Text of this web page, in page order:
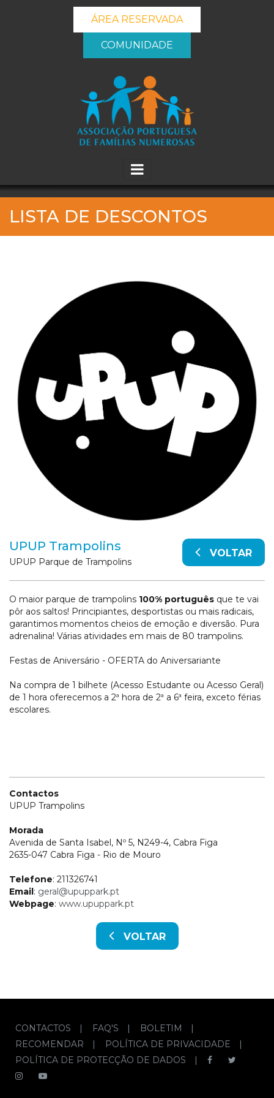
ÁREA RESERVADA
COMUNIDADE
_banner_me_
LISTA DE DESCONTOS
UPUP Trampolins VOLTAR
UPUP Parque de Trampolins
O maior parque de trampolins 100% português que te vai
pôr aos saltos! Principiantes, desportistas ou mais radicais,
garantimos momentos cheios de emoção e diversão. Pura
adrenalina! Várias atividades em mais de 80 trampolins.
Festas de Aniversário - OFERTA do Aniversariante
Na compra de 1 bilhete (Acesso Estudante ou Acesso Geral)
de 1 hora oferecemos a 2ª hora de 2ª a 6ª feira, exceto férias
escolares.
Contactos
UPUP Trampolins
Morada
Avenida de Santa Isabel, Nº 5, N249-4, Cabra Figa
2635-047 Cabra Figa - Rio de Mouro
Telefone: 211326741
Email: geral@upuppark.pt
Webpage: www.upuppark.pt
VOLTAR
CONTACTOS | FAQ'S | BOLETIM
|
RECOMENDAR
| POLÍTICA DE PRIVACIDADE
|
POLÍTICA DE PROTECÇÃO DE DADOS
|